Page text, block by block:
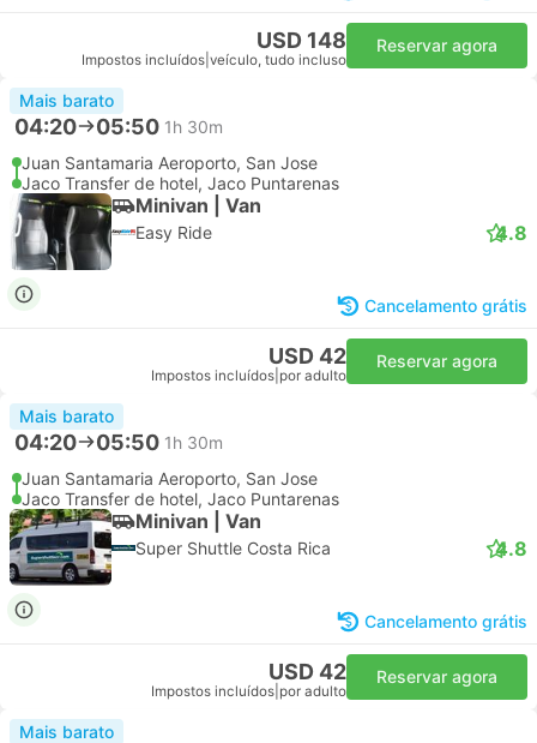
USD 148
Impostos incluídos veículo, tudo incluso
Reservar agora
Mais barato
04:20 05:50 1h 30m
Juan Santamaria Aeroporto, San Jose
Jaco Transfer de hotel, Jaco Puntarenas
Minivan | Van
Easy Ride 4.8
Cancelamento grátis
USD 42
Impostos incluídos por adulto
Reservar agora
Mais barato
04:20 05:50 1h 30m
Juan Santamaria Aeroporto, San Jose
Jaco Transfer de hotel, Jaco Puntarenas
Minivan | Van
Super Shuttle Costa Rica 4.8
Cancelamento grátis
USD 42
Impostos incluídos por adulto
Reservar agora
Mais barato